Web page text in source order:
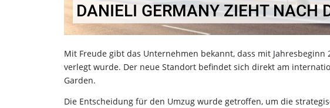
DANIELI GERMANY ZIEHT NACH
Mit Freude gibt das Unternehmen bekannt, dass mit
verlegt wurde. Der neue Standort befindet sich direkt am
Garden.
Die Entscheidung für den Umzug wurde getroffen, um die